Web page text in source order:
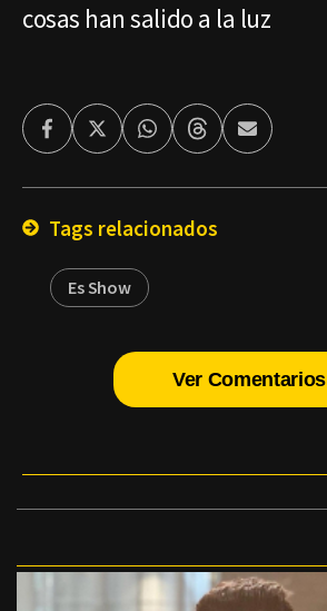
cosas han salido a la luz
FacebookTwitterWhatsappThreadsEnviar
por
Tags relacionados
Es Show
Ver Comentarios